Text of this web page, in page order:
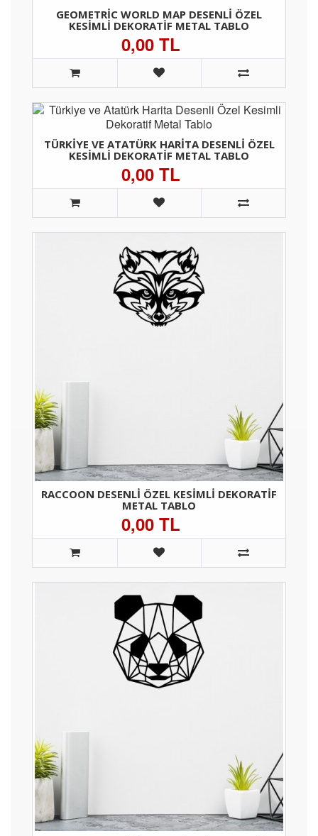
GEOMETRIC WORLD MAP DESENLI ÖZEL
KESIMLI DEKORATIF METAL TABLO
0,00 TL
TÜRKIYE VE ATATÜRK HARITA DESENLI ÖZEL
KESIMLI DEKORATIF METAL TABLO
0,00 TL
RACCOON DESENLI ÖZEL KESIMLI DEKORATIF
METAL TABLO
0,00 TL